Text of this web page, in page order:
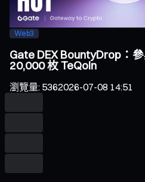
Web3
Gate DEX BountyDrop：
20,000 枚 TeQoin
瀏覽量: 5362026-07-08 14:51